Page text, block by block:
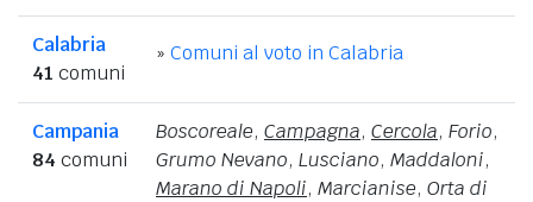
Calabria
41 comuni
» Comuni al voto in Calabria
Campania
84 comuni
Boscoreale, Campagna, Cercola, Forio,
Grumo Nevano, Lusciano, Maddaloni,
Marano di Napoli, Marcianise, Orta di